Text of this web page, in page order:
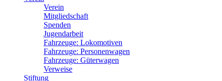
Verein
Mitgliedschaft
Spenden
Jugendarbeit
Fahrzeuge: Lokomotiven
Fahrzeuge: Personenwagen
Fahrzeuge: Güterwagen
Verweise
Stiftung